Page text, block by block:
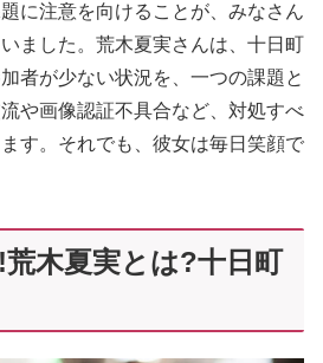
に注意を向けることが、みなさん
ました。荒木夏実さんは、十日町
者が少ない状況を、一つの課題と
や画像認証不具合など、対処すべ
す。それでも、彼女は毎日笑顔で
木夏実とは?十日町